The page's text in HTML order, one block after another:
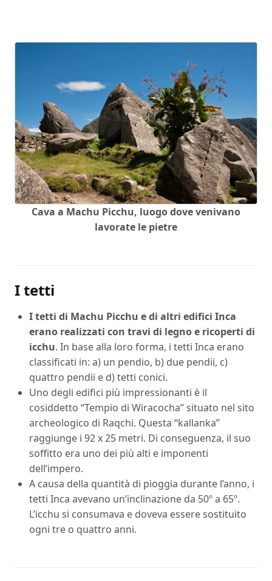
Cava a Machu Picchu, luogo dove venivano
lavorate le pietre
I tetti
I tetti di Machu Picchu e di altri edifici Inca
erano realizzati con travi di legno e ricoperti di
icchu. In base alla loro forma, i tetti Inca erano
classificati in: a) un pendio, b) due pendii, c)
quattro pendii e d) tetti conici.
Uno degli edifici più impressionanti è il
cosiddetto “Tempio di Wiracocha” situato nel sito
archeologico di Raqchi. Questa “kallanka”
raggiunge i 92 x 25 metri. Di conseguenza, il suo
soffitto era uno dei più alti e imponenti
dell’impero.
A causa della quantità di pioggia durante l’anno, i
tetti Inca avevano un’inclinazione da 50º a 65º.
L’icchu si consumava e doveva essere sostituito
ogni tre o quattro anni.